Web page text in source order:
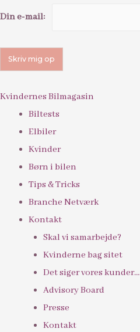
Din e-mail:
Kvindernes Bilmagasin
Biltests
Elbiler
Kvinder
Børn i bilen
Tips & Tricks
Branche Netværk
Kontakt
Skal vi samarbejde?
Kvinderne bag sitet
Det siger vores kunder…
Advisory Board
Presse
Kontakt